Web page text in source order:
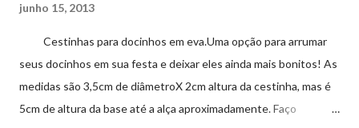
junho 15, 2013
Cestinhas para docinhos em eva.Uma opção para arrumar
seus docinhos em sua festa e deixar eles ainda mais bonitos! As
medidas são 3,5cm de diâmetroX 2cm altura da cestinha, mas é
5cm de altura da base até a alça aproximadamente. Faço